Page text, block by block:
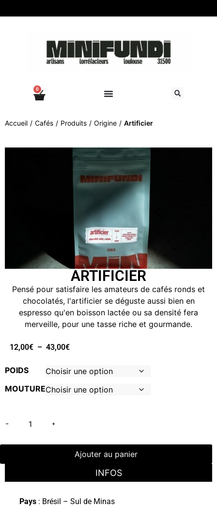
0
Accueil / Cafés / Produits / Origine / Artificier
ARTIFICIER
Pensé pour satisfaire les amateurs de cafés ronds et
chocolatés, l'artificier se déguste aussi bien en
espresso qu'en boisson lactée ou sa densité fera
merveille, pour une tasse riche et gourmande.
12,00€ – 43,00€
POIDS
MOUTURE
Ajouter au panier
INFOS
Pays : Brésil – Sul de Minas